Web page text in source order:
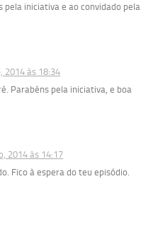
pela iniciativa e ao convidado pela
2014 às 18:34
Parabéns pela iniciativa, e boa
2014 às 14:17
Fico à espera do teu episódio.